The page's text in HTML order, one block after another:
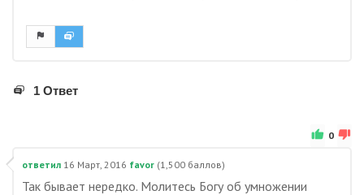
1 Ответ
0
ответил 16 Март, 2016 favor (1,500 баллов)
Так бывает нередко. Молитесь Богу об умножении